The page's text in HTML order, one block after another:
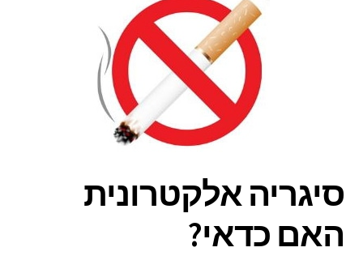
סיגריה אלקטרונית
האם כדאי?